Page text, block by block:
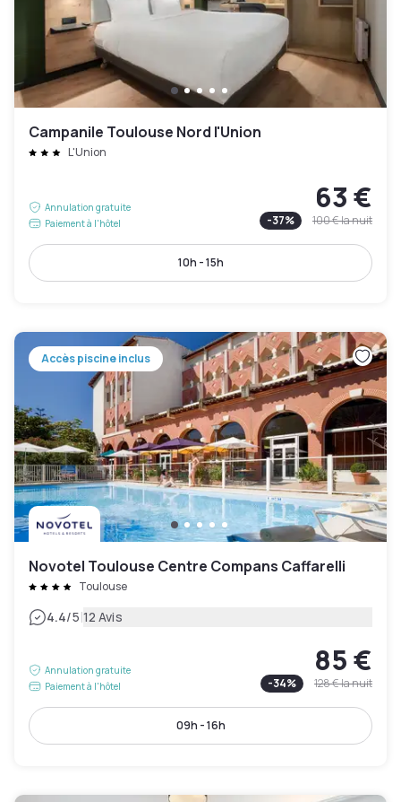
Campanile Toulouse Nord l'Union
L'Union
Annulation gratuite
Paiement à l'hôtel
63 €
-37% 100 €la nuit
10h - 15h
Accès piscine inclus
Novotel Toulouse Centre Compans Caffarelli
Toulouse
4.4/5|12 Avis
Annulation gratuite
Paiement à l'hôtel
85 €
-34% 128 €la nuit
09h - 16h